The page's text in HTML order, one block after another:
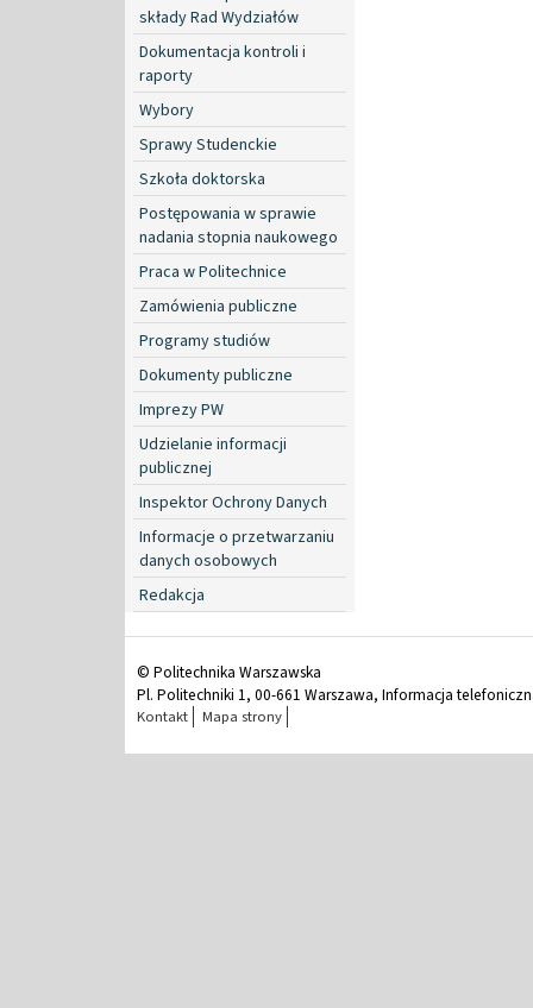
składy Rad Wydziałów
Dokumentacja kontroli i
raporty
Wybory
Sprawy Studenckie
Szkoła doktorska
Postępowania w sprawie
nadania stopnia naukowego
Praca w Politechnice
Zamówienia publiczne
Programy studiów
Dokumenty publiczne
Imprezy PW
Udzielanie informacji
publicznej
Inspektor Ochrony Danych
Informacje o przetwarzaniu
danych osobowych
Redakcja
© Politechnika Warszawska
Pl. Politechniki 1, 00-661 Warszawa, Informacja
Kontakt Mapa strony